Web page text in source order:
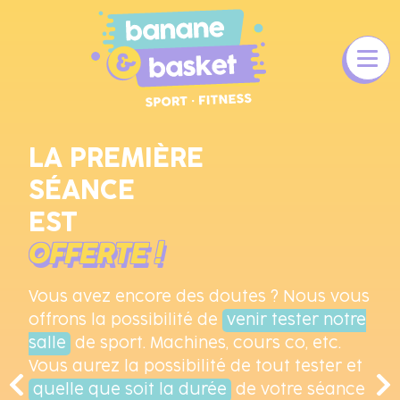
LA PREMIÈRE
SÉANCE
EST
OFFERTE !
Vous avez encore des doutes ? Nous vous
offrons la possibilité de
venir tester notre
salle
de sport. Machines, cours co, etc.
Vous aurez la possibilité de tout tester et
quelle que soit la durée
de votre séance